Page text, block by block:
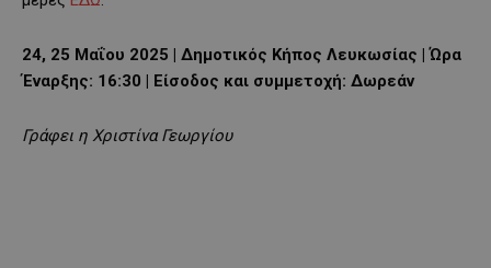
24, 25 Μαΐου 2025 | Δημοτικός Κήπος Λευκωσίας | Ώρα
Έναρξης: 16:30 | Είσοδος και συμμετοχή: Δωρεάν
Γράφει η Χριστίνα Γεωργίου